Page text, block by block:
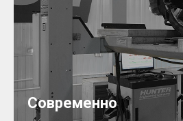
Современно